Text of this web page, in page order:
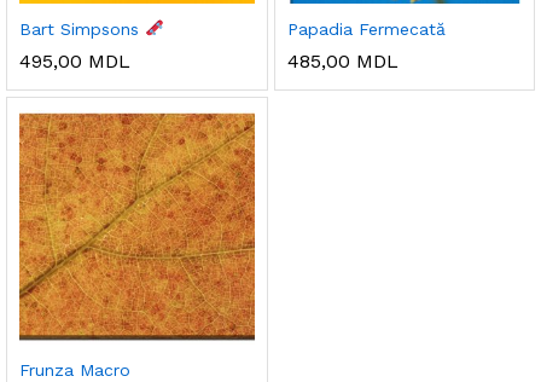
Bart Simpsons
495,00 MDL
Papadia Fermecată
485,00 MDL
Frunza Macro